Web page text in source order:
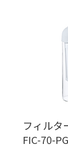
フィルタ
FIC-70-